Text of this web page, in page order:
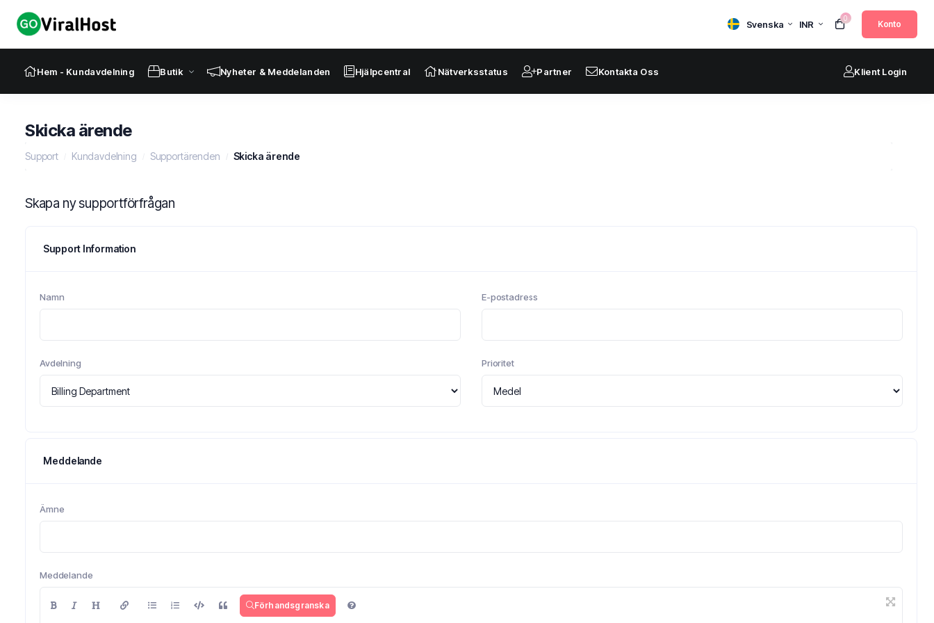
Svenska INR
0
Konto
Hem - Kundavdelning Butik Nyheter & Meddelanden Hjälpcentral Nätverksstatus Partner Kontakta Oss Klient Login
Skicka ärende
Support Kundavdelning Supportärenden Skicka ärende
Skapa ny supportförfrågan
Support Information
Namn E-postadress
Avdelning Prioritet
Meddelande
Ämne
Meddelande
Förhandsgranska